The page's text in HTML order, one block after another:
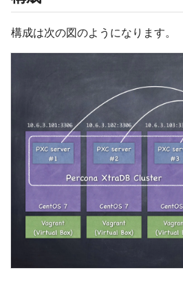
構成は次の図のようになります。